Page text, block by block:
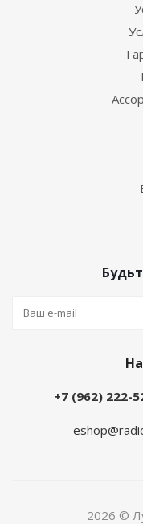
+7 (962) 222-
2026 ©